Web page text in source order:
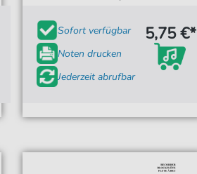
Sofort verfügbar
Noten drucken
Jederzeit abrufbar
5,75 €*